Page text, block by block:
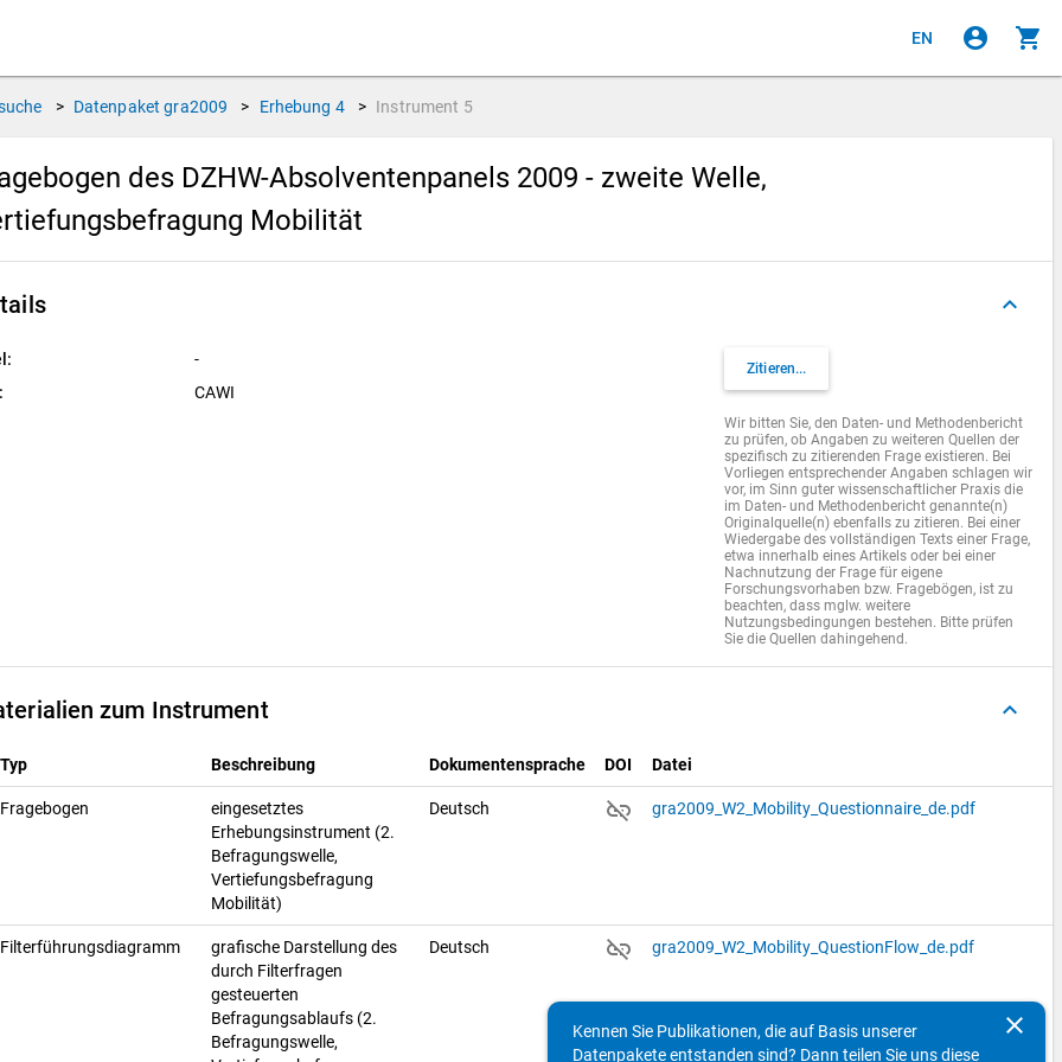
EN account_circle shopping_cart
> Datenpaket gra2009 > Erhebung 4 > Instrument 5
des DZHW-Absolventenpanels 2009 - zweite Welle,
Mobilität
keyboard_arrow_up
-
CAWI
Zitieren...
Wir bitten Sie, den Daten- und Methodenbericht
zu prüfen, ob Angaben zu weiteren Quellen der
spezifisch zu zitierenden Frage existieren. Bei
Vorliegen entsprechender Angaben schlagen wir
vor, im Sinn guter wissenschaftlicher Praxis die
im Daten- und Methodenbericht genannte(n)
Originalquelle(n) ebenfalls zu zitieren. Bei einer
Wiedergabe des vollständigen Texts einer Frage,
etwa innerhalb eines Artikels oder bei einer
Nachnutzung der Frage für eigene
Forschungsvorhaben bzw. Fragebögen, ist zu
beachten, dass mglw. weitere
Nutzungsbedingungen bestehen. Bitte prüfen
Sie die Quellen dahingehend.
zum Instrument keyboard_arrow_up
Typ Beschreibung Dokumentensprache DOI Datei
Fragebogen
eingesetztes
Erhebungsinstrument (2.
Befragungswelle,
Vertiefungsbefragung
Mobilität)
Deutsch link_off gra2009_W2_Mobility_Questionnaire_de.pdf
Filterführungsdiagramm
grafische Darstellung des
durch Filterfragen
gesteuerten
Befragungsablaufs (2.
Befragungswelle,
Deutsch link_off gra2009_W2_Mobility_QuestionFlow_de.pdf
clear
Kennen Sie Publikationen, die auf Basis unserer
Datenpakete entstanden sind? Dann teilen Sie uns diese